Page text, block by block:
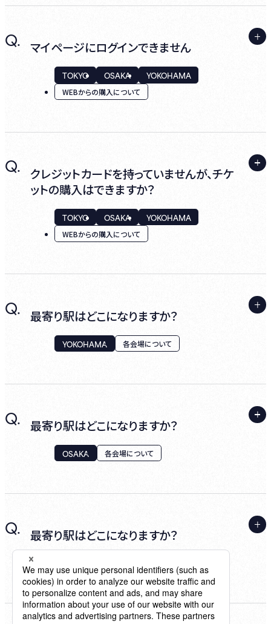
●お席でお支払いの場合
「スマート決済」がご利用いただけます。
クレジットカードのみご利用いただけます。
ださい。
お手持ちのスマートフォン等で、ホームページ
よりログインし『購入履歴』から公演当日のイ
ベントを選択ください。
プレイガイドでチケットを購入されたお客様
も、紙チケット / 電子チケットを必ず発券、発
行のうえ、店頭にてご提示ください。
が必須な場合がございます。各公演の注意事
項をご確認ください。
Q. マイページにログインできません
TOKYO OSAKA YOKOHAMA
WEBからの購入について
IDは、ご登録いただいているメールアドレスで
す。
パスワードを忘れた場合は HH cross IDのロ
グインページ から「パスワードを忘れた方は
こちら」をクリックし、新しいパスワードを再設
Q.
クレジットカードを持っていませんが、チケ
ットの購入はできますか？
TOKYO OSAKA YOKOHAMA
WEBからの購入について
あいにく、当ホームページからのチケット購入
はクレジットカード決済が必須となっておりま
す。
プレイガイド販売をご利用ください。
Q. 最寄り駅はどこになりますか？
YOKOHAMA 各会場について
● 横浜高速鉄道みなとみらい線
「馬車道」駅 2a出口から 徒歩5分
● JR根岸線
● 横浜市営地下鉄ブルーライン
「桜木町」駅東口から 徒歩10分
Q. 最寄り駅はどこになりますか？
OSAKA 各会場について
A.
● 阪神電車
「大阪梅田」駅 西改札から 徒歩３分
● JR
Q. 最寄り駅はどこになりますか？